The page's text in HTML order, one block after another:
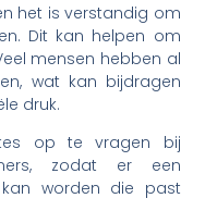
het is verstandig om
Dit kan helpen om
mensen hebben al
wat kan bijdragen
druk.
op te vragen bij
zodat er een
worden die past